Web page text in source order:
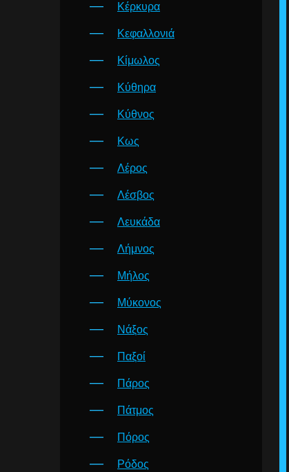
Κέρκυρα
Κεφαλλονιά
Κίμωλος
Κύθηρα
Κύθνος
Κως
Λέρος
Λέσβος
Λευκάδα
Λήμνος
Μήλος
Μύκονος
Νάξος
Παξοί
Πάρος
Πάτμος
Πόρος
Ρόδος